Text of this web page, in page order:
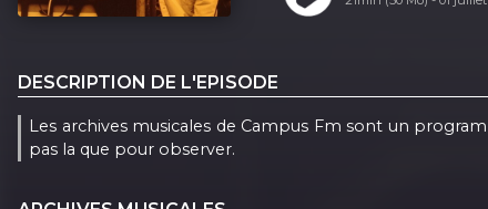
DESCRIPTION DE L'EPISODE
Les archives musicales de Campus Fm sont un
pas la que pour observer.